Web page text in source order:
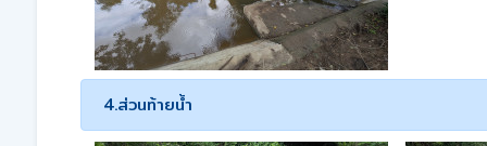
4.ส่วนท้ายน้ำ